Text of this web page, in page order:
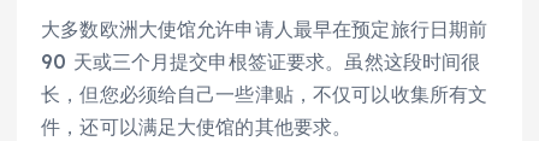
大多数欧洲大使馆允许申请人最早在预定旅行日期前
90 天或三个月提交申根签证要求。虽然这段时间很
长，但您必须给自己一些津贴，不仅可以收集所有文
件，还可以满足大使馆的其他要求。